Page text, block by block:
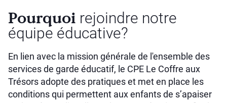
Pourquoi rejoindre notre
équipe éducative?
En lien avec la mission générale de l'ensemble des
services de garde éducatif, le CPE Le Coffre aux
Trésors adopte des pratiques et met en place les
conditions qui permettent aux enfants de s’apaiser